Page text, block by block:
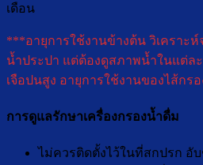
เดือน
***อายุการใช้งานข้างต้น วิเคราะ
น้ำประปา แต่ต้องดูสภาพน้ำในแต่ล
เจือปนสูง อายุการใช้งานของไส้กร
การดูแลรักษาเครื่องกรองน้ำดื่ม
ไม่ควรติดตั้งไว้ในที่สกปรก อั